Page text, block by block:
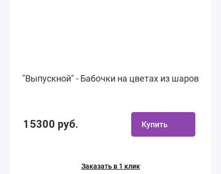
"Выпускной" - Бабочки на цветах из шаров
15300 руб. Купить
Заказать в 1 клик